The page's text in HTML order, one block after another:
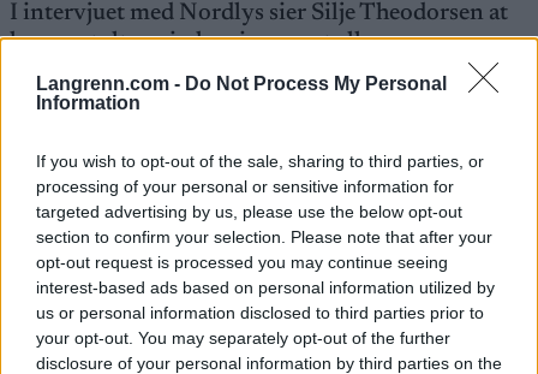
Langrenn.com - Do Not Process My Personal
Information
If you wish to opt-out of the sale, sharing to third parties, or
processing of your personal or sensitive information for
targeted advertising by us, please use the below opt-out
section to confirm your selection. Please note that after your
opt-out request is processed you may continue seeing
interest-based ads based on personal information utilized by
us or personal information disclosed to third parties prior to
your opt-out. You may separately opt-out of the further
disclosure of your personal information by third parties on the
I intervjuet med Nordlys sier Silje Theodorsen at
hun er stolt av sin karriere og at alle venner og
relasjoner har gitt minner som hun sitter igjen
med for livet.
Den tidligere lagvenninnen Guro Jordheim fra
Hemsedal omkom i påsken i et snøskred, bare 29
år gammel.
En ulykke som har satt dype spor hos Troms-
løperen. Eller kanskje eks-løperen.
– Da jeg fikk vite det, var jeg litt i den prosessen
med om jeg skulle slutte eller ikke, og det setter et
enormt perspektiv på ting. De små bekymringene